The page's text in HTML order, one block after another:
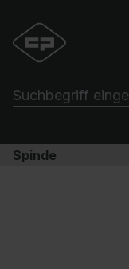
Spinde